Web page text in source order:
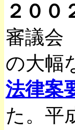
２００
審議会
の大幅
法律案
た。平